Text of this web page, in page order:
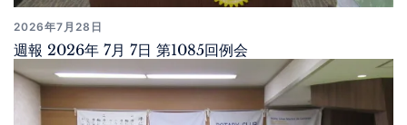
2026年7月28日
週報 2026年 7月 7日 第1085回例会